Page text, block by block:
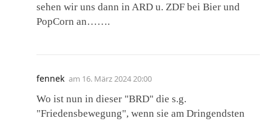
sehen wir uns dann in ARD u. ZDF bei Bier und
PopCorn an…….
fennek am 16. März 2024 20:00
Wo ist nun in dieser "BRD" die s.g.
"Friedensbewegung", wenn sie am Dringendsten